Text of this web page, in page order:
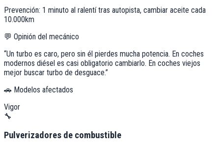
Prevención: 1 minuto al ralentí tras autopista, cambiar aceite cada
10.000km
💬 Opinión del mecánico
“Un turbo es caro, pero sin él pierdes mucha potencia. En coches
modernos diésel es casi obligatorio cambiarlo. En coches viejos
mejor buscar turbo de desguace.”
🚗 Modelos afectados
Vigor
🔧
Pulverizadores de combustible